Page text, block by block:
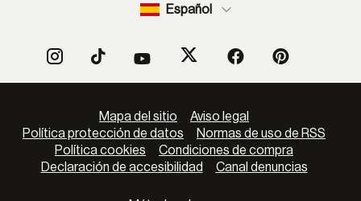
los adolescentes, garantizando un soporte óptimo durante
Gafas de sol para jóvenes: Protección
exterior
Cuidar de los ojos durante la juventud es una inversión de
salud fundamental para el futuro. Los ojos de los
Español
Mapa del sitio
Aviso legal
Política protección de datos
Normas de uso de RSS
Política cookies
Condiciones de compra
Declaración de accesibilidad
Canal denuncias